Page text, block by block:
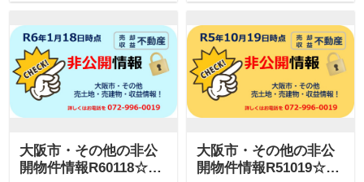
大阪市・その他の非公
開物件情報R60118☆八
大阪市・その他の非公
開物件情報R51019☆八